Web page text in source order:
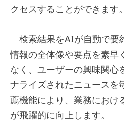
クセスすることができます。
検索結果をAIが自動で要
情報の全体像や要点を素早
なく、ユーザーの興味関心
ナライズされたニュースを
薦機能により、業務におけ
が飛躍的に向上します。